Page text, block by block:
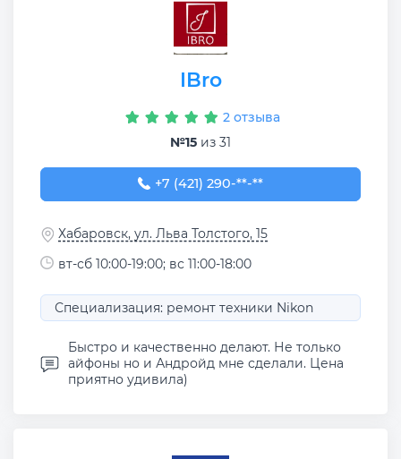
IBro
2 отзыва
№15 из 31
+7 (421) 290-04-04
+7 (421) 290-**-**
Хабаровск, ул. Льва Толстого, 15
вт-сб 10:00-19:00; вс 11:00-18:00
Специализация: ремонт техники Nikon
Быстро и качественно делают. Не только
айфоны но и Андройд мне сделали. Цена
приятно удивила)